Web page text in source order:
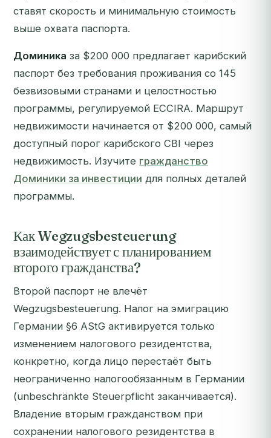
ставят скорость и минимальную стоимость
выше охвата паспорта.
Доминика за $200 000 предлагает карибский
паспорт без требования проживания со 145
безвизовыми странами и целостностью
программы, регулируемой ECCIRA. Маршрут
недвижимости начинается от $200 000, самый
доступный порог карибского CBI через
недвижимость. Изучите гражданство
Доминики за инвестиции для полных деталей
программы.
Как Wegzugsbesteuerung
взаимодействует с планированием
второго гражданства?
Второй паспорт не влечёт
Wegzugsbesteuerung. Налог на эмиграцию
Германии §6 AStG активируется только
изменением налогового резидентства,
конкретно, когда лицо перестаёт быть
неограниченно налогообязанным в Германии
(unbeschränkte Steuerpflicht заканчивается).
Владение вторым гражданством при
сохранении налогового резидентства в